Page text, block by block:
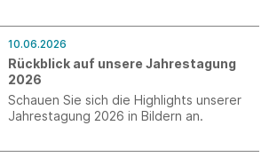
Kooperationen. Gesucht werden
vorbildliche Initiativen, die Jugendlichen
Einblicke in die Berufswelt ermöglichen
und Bildungsprozesse partnerschaftlich
gestalten. Die Bewerbungsfrist endet am
26. Juli 2026.
10.06.2026
Rückblick auf unsere Jahrestagung
2026
Schauen Sie sich die Highlights unserer
Jahrestagung 2026 in Bildern an.